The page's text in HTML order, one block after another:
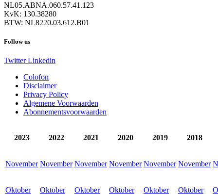
NL05.ABNA.060.57.41.123
KvK: 130.38280
BTW: NL8220.03.612.B01
Follow us
Twitter Linkedin
Colofon
Disclaimer
Privacy Policy
Algemene Voorwaarden
Abonnementsvoorwaarden
2023 2022 2021 2020 2019 2018
November November November November November November
Oktober Oktober Oktober Oktober Oktober Oktober